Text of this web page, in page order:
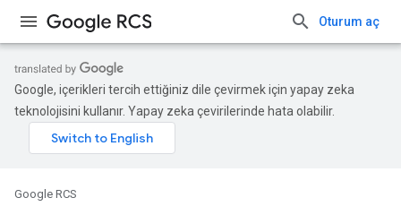
Oturum aç
Google, içerikleri tercih ettiğiniz dile çevirmek için yapay zeka
teknolojisini kullanır. Yapay zeka çevirilerinde hata olabilir.
Google RCS